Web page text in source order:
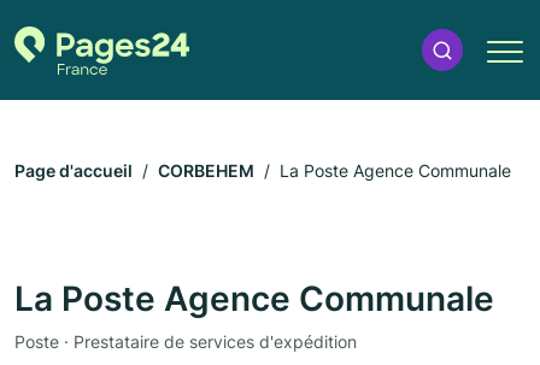
Page d'accueil CORBEHEM La Poste Agence Communale
La Poste Agence Communale
Poste · Prestataire de services d'expédition